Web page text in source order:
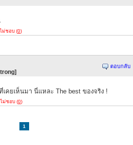
ไม่ชอบ (0)
ตอบกลับ
เคยเห็นมา นี่แหละ The best ของจริง !
ไม่ชอบ (0)
1